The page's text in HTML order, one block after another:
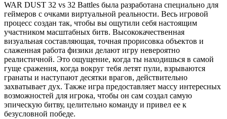
WAR DUST 32 vs 32 Battles была разработана специально для
геймеров с очками виртуальной реальности. Весь игровой
процесс создан так, чтобы вы ощутили себя настоящим
участником масштабных битв. Высококачественная
визуальная составляющая, точная прорисовка объектов и
слаженная работа физики делают игру невероятно
реалистичной. Это ощущение, когда ты находишься в самой
гуще сражения, когда вокруг тебя летят пули, взрываются
гранаты и наступают десятки врагов, действительно
захватывает дух. Также игра предоставляет массу интересных
возможностей для игрока, чтобы он сам создал самую
эпическую битву, целительно команду и привел ее к
безусловной победе.